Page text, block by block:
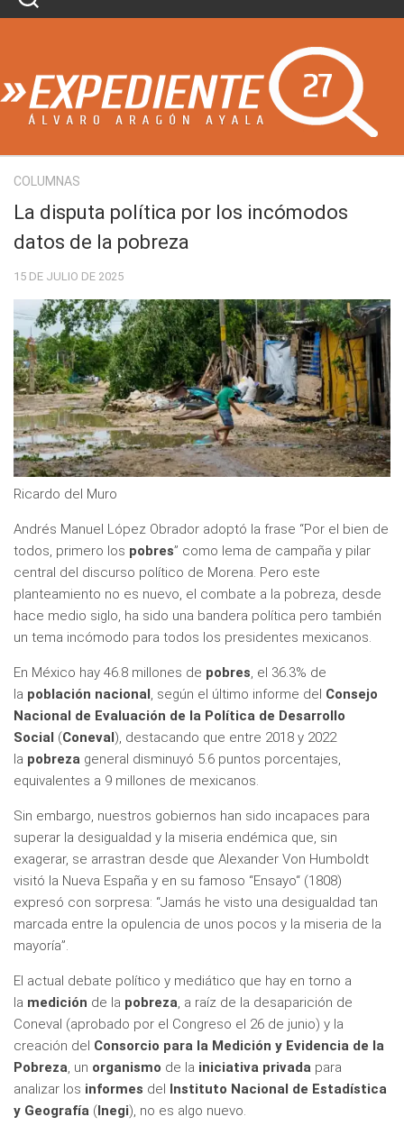
Skip
COLUMNAS
La disputa política por los incómodos
datos de la pobreza
15 DE JULIO DE 2025
Ricardo del Muro
Andrés Manuel López Obrador adoptó la frase “Por el bien de
todos, primero los pobres” como lema de campaña y pilar
central del discurso político de Morena. Pero este
planteamiento no es nuevo, el combate a la pobreza, desde
hace medio siglo, ha sido una bandera política pero también
un tema incómodo para todos los presidentes mexicanos.
En México hay 46.8 millones de pobres, el 36.3% de
la población nacional, según el último informe del Consejo
Nacional de Evaluación de la Política de Desarrollo
Social (Coneval), destacando que entre 2018 y 2022
la pobreza general disminuyó 5.6 puntos porcentajes,
equivalentes a 9 millones de mexicanos.
Sin embargo, nuestros gobiernos han sido incapaces para
superar la desigualdad y la miseria endémica que, sin
exagerar, se arrastran desde que Alexander Von Humboldt
visitó la Nueva España y en su famoso “Ensayo“ (1808)
expresó con sorpresa: “Jamás he visto una desigualdad tan
marcada entre la opulencia de unos pocos y la miseria de la
mayoría”.
El actual debate político y mediático que hay en torno a
la medición de la pobreza, a raíz de la desaparición de
Coneval (aprobado por el Congreso el 26 de junio) y la
creación del Consorcio para la Medición y Evidencia de la
Pobreza, un organismo de la iniciativa privada para
analizar los informes del Instituto Nacional de Estadística
y Geografía (Inegi), no es algo nuevo.